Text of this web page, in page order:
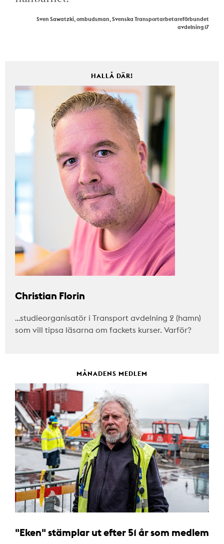
Sven Sawatzki, ombudsman, Svenska Transportarbetareförbundet
avdelning 17
HALLÅ DÄR!
Christian Florin
…studieorganisatör i Transport avdelning 2 (hamn)
som vill tipsa läsarna om fackets kurser. Varför?
MÅNADENS MEDLEM
"Eken" stämplar ut efter 51 år som medlem